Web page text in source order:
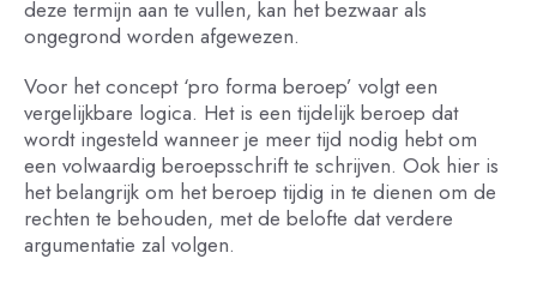
deze termijn aan te vullen, kan het bezwaar als
ongegrond worden afgewezen.
Voor het concept ‘pro forma beroep’ volgt een
vergelijkbare logica. Het is een tijdelijk beroep dat
wordt ingesteld wanneer je meer tijd nodig hebt om
een volwaardig beroepsschrift te schrijven. Ook hier is
het belangrijk om het beroep tijdig in te dienen om de
rechten te behouden, met de belofte dat verdere
argumentatie zal volgen.